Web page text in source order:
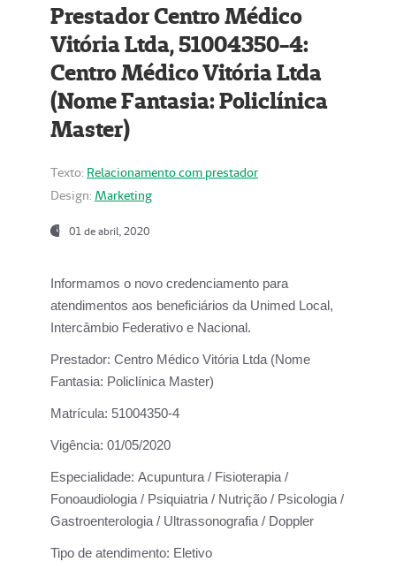
Prestador Centro Médico
Vitória Ltda, 51004350-4:
Centro Médico Vitória Ltda
(Nome Fantasia: Policlínica
Master)
Texto: Relacionamento com prestador
Design: Marketing
01 de abril, 2020
Informamos o novo credenciamento para
atendimentos aos beneficiários da Unimed Local,
Intercâmbio Federativo e Nacional.
Prestador: Centro Médico Vitória Ltda (Nome
Fantasia: Policlínica Master)
Matrícula: 51004350-4
Vigência: 01/05/2020
Especialidade: Acupuntura / Fisioterapia /
Fonoaudiologia / Psiquiatria / Nutrição / Psicologia /
Gastroenterologia / Ultrassonografia / Doppler
Tipo de atendimento: Eletivo